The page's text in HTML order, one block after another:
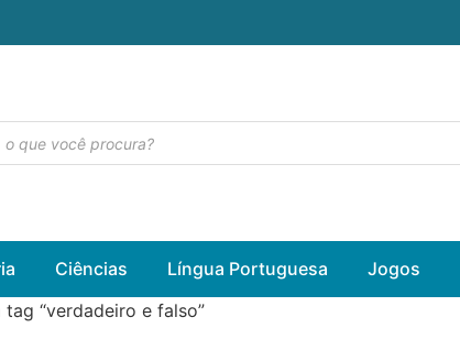
Ciências Língua Portuguesa Jogos
“verdadeiro e falso”